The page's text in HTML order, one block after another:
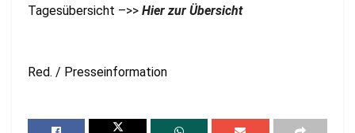
Tagesübersicht –>> Hier zur Übersicht
Red. / Presseinformation